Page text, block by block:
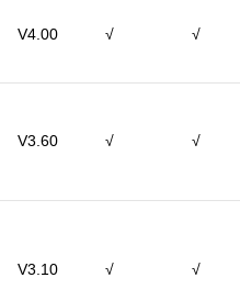
V4.00 √ √
V3.60 √ √
V3.10 √ √